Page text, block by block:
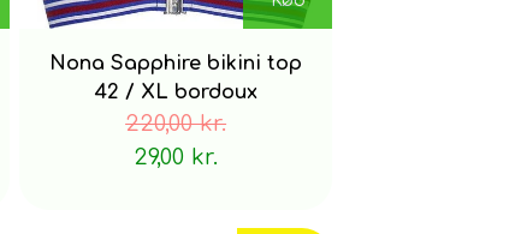
Nona Sapphire bikini top
42 / XL bordoux
220,00 kr.
29,00 kr.